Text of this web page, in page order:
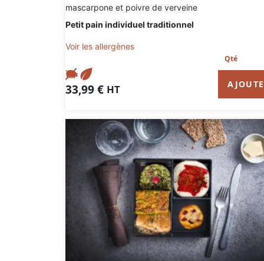
mascarpone et poivre de verveine
Petit pain individuel traditionnel
Voir les allergènes
33,99€ HT